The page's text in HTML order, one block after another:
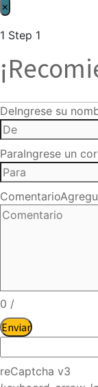
×
1 Step 1
DeIngrese su
ParaIngrese un
Comentario
0 /
Enviar
reCaptcha v3